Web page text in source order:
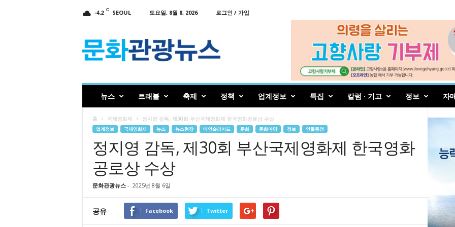
-4.2 C SEOUL 토요일, 8월 8, 2026
로그인 / 가입
넷
신
뉴스 트래블 축제 정책 업계정보 특집 칼럼 · 기고 정보 자
홈 국제영화제 정지영 감독, 제30회 부산국제영화제 한국영화공로상 수상
업계정보 국제영화제 뉴스 뉴스현장 메인슬라이드 문화 문화마당 정보 인물동정
정지영 감독, 제30회 부산국제영화제 한국영화
공로상 수상
문화관광뉴스- 2025년 8월 6일
공유 Facebook Twitter